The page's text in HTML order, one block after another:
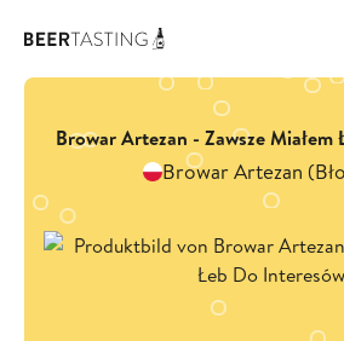
Browar Artezan - Zawsze
Browar Artezan